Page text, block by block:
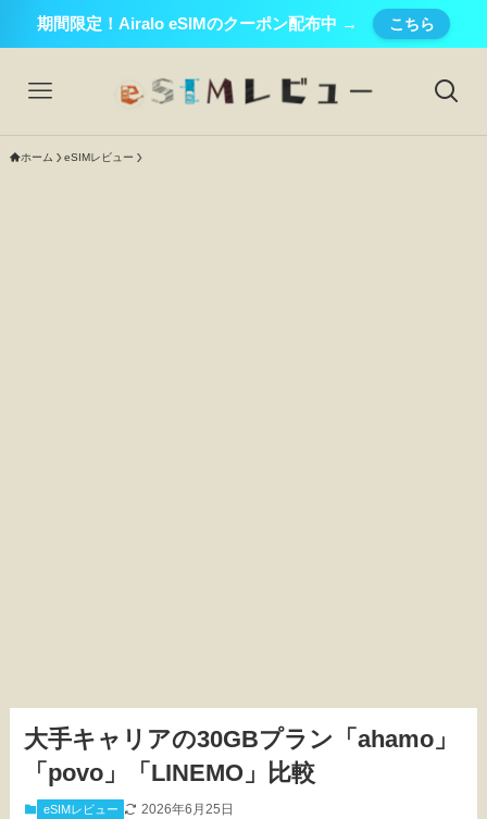
期間限定！Airalo eSIMのクーポン配布中 → こちら
ホーム eSIMレビュー
大手キャリアの30GBプラン「ahamo」
「povo」「LINEMO」比較
eSIMレビュー 2026年6月25日